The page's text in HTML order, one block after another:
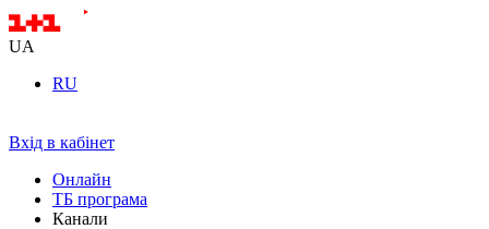
UA
RU
Вхід в кабінет
Онлайн
ТБ програма
Канали